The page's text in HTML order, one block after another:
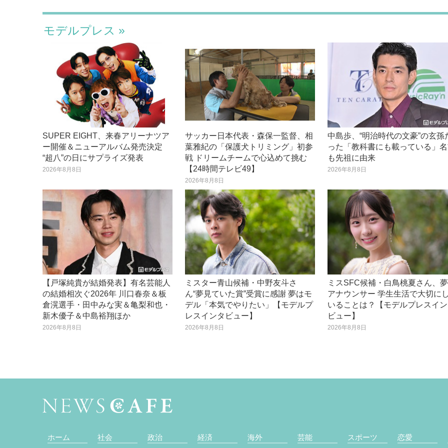
モデルプレス
SUPER EIGHT、来春アリーナツア
ー開催＆ニューアルバム発売決定
“超八”の日にサプライズ発表
2026年8月8日
サッカー日本代表・森保一監督、相
葉雅紀の「保護犬トリミング」初参
戦 ドリームチームで心込めて挑む
【24時間テレビ49】
2026年8月8日
中島歩、“明治時代の文豪”の玄孫
った「教科書にも載っている」
も先祖に由来
2026年8月8日
【戸塚純貴が結婚発表】有名芸能人
の結婚相次ぐ2026年 川口春奈＆板
倉滉選手・田中みな実＆亀梨和也・
新木優子＆中島裕翔ほか
2026年8月8日
ミスター青山候補・中野友斗さ
ん“夢見ていた賞”受賞に感謝 夢はモ
デル「本気でやりたい」【モデルプ
レスインタビュー】
2026年8月8日
ミスSFC候補・白鳥桃夏さん、
アナウンサー 学生生活で大切に
いることは？【モデルプレスイ
ビュー】
2026年8月8日
ホーム 社会 政治 経済 海外 芸能 スポーツ 恋愛